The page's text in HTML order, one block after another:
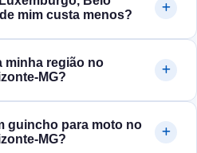
mim custa menos?
minha região no
guincho para moto no